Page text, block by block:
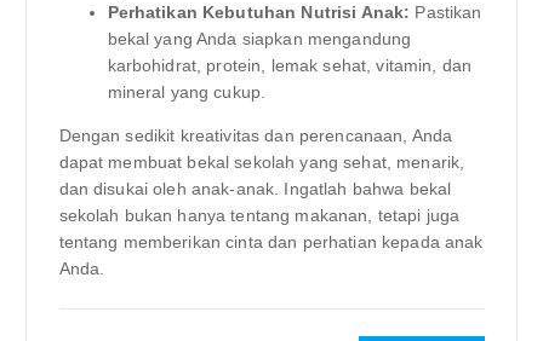
Perhatikan Kebutuhan Nutrisi Anak: Pastikan
bekal yang Anda siapkan mengandung
karbohidrat, protein, lemak sehat, vitamin, dan
mineral yang cukup.
Dengan sedikit kreativitas dan perencanaan, Anda
dapat membuat bekal sekolah yang sehat, menarik,
dan disukai oleh anak-anak. Ingatlah bahwa bekal
sekolah bukan hanya tentang makanan, tetapi juga
tentang memberikan cinta dan perhatian kepada anak
Anda.